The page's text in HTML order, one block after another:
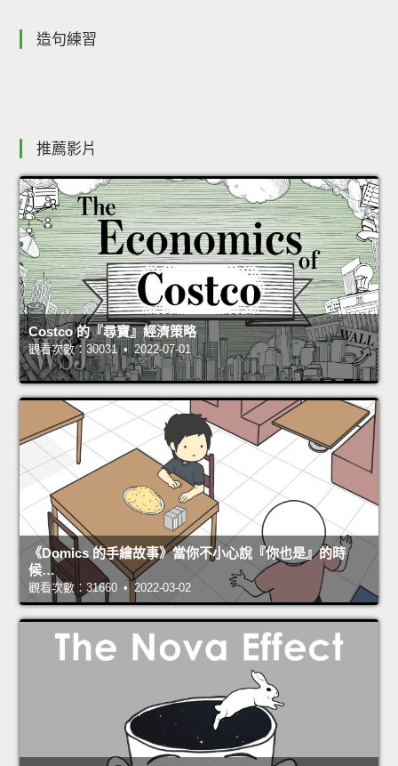
造句練習
推薦影片
Costco 的『尋寶』經濟策略
觀看次數：30031 • 2022-07-01
《Domics 的手繪故事》當你不小心說『你也是』的時
候…
觀看次數：31660 • 2022-03-02